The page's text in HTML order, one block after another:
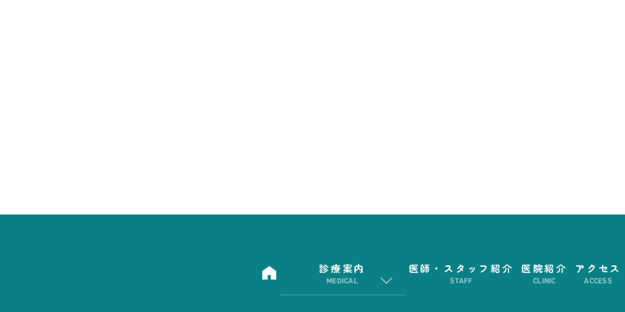
診療案内
MEDICAL
医師・スタッフ紹介
STAFF
医院紹介
CLINIC
アクセス
ACCESS